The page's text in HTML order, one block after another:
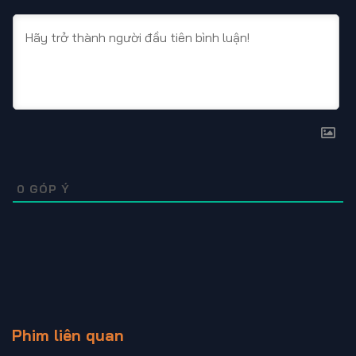
thể loại Sci-fi và Drama đầy kịch tính. Đừng quên đón xem
những tập phim mới nhất tạiHdOnlinenhé các bạn.
0 GÓP Ý
Phim liên quan